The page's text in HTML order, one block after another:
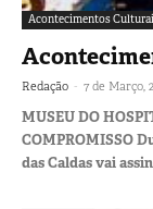
Acontecimentos
Redação - 7 de Março,
MUSEU DO
COMPROMISSO
das Caldas vai